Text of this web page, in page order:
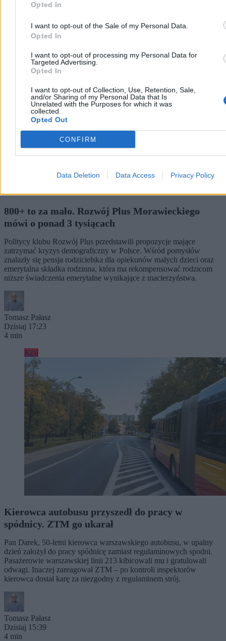
Opted In
I want to opt-out of the Sale of my Personal Data.
Opted In
I want to opt-out of processing my Personal Data for
Targeted Advertising.
Opted In
I want to opt-out of Collection, Use, Retention, Sale,
and/or Sharing of my Personal Data that Is
Unrelated with the Purposes for which it was
collected.
Opted Out
CONFIRM
Data Deletion Data Access Privacy Policy
Kraj
800+ to za mało. Rozwój Plus Morawieckiego
mówi o ponad 3 tysiącach
Politycy klubu Rozwój Plus przedstawili propozycje mające
zatrzymać kryzys demograficzny w Polsce. Wśród pomysłów
znalazły się pensja rodzicielska dla opiekunów małych dzieci oraz
emerytalna składka rodzinna, która ma rekompensować rodzicom
niższe świadczenia emerytalne wynikające z macierzyństwa.
Tomasz Pałasz
Dzisiaj 17:23
4 min
Kraj
Kierowca autobusu przyszedł do pracy w
spódnicy. ZTM go ukarał
Pan Darek, 50-letni kierowca warszawskiego autobusu, w upalny
dzień założył do pracy spódnicę zamiast regulaminowych spodni.
Pasażerowie warszawskiej linii 213 kibicowali mu i gratulowali
odwagi. Inaczej zareagował ZTM – po kontroli inspektorów
kierowca dostał karę za niezgodny z regulaminem strój.
Tomasz Pałasz
Dzisiaj 15:39
4 min